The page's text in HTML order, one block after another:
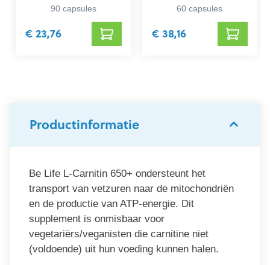
90 capsules
€ 23,76
60 capsules
€ 38,16
Productinformatie
Be Life L-Carnitin 650+ ondersteunt het
transport van vetzuren naar de mitochondriën
en de productie van ATP-energie. Dit
supplement is onmisbaar voor
vegetariërs/veganisten die carnitine niet
(voldoende) uit hun voeding kunnen halen.